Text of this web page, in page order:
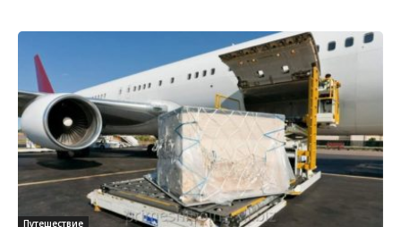
Путешествие